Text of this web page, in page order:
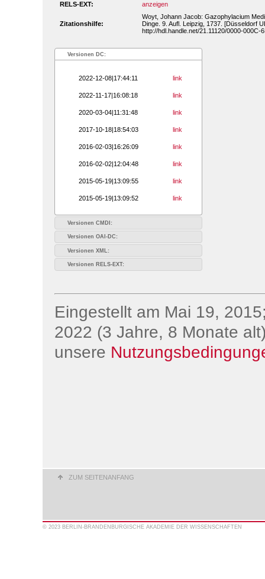
RELS-EXT:
anzeigen
Zitationshilfe:
Woyt, Johann Jacob: Gazophylacium
Dinge. 9. Aufl. Leipzig, 1737. [Düsseldorf
http://hdl.handle.net/21.11120/0000-000C-
Versionen DC:
2022-12-08|17:44:11 link
2022-11-17|16:08:18 link
2020-03-04|11:31:48 link
2017-10-18|18:54:03 link
2016-02-03|16:26:09 link
2016-02-02|12:04:48 link
2015-05-19|13:09:55 link
2015-05-19|13:09:52 link
Versionen CMDI:
Versionen OAI-DC:
Versionen XML:
Versionen RELS-EXT:
Eingestellt am Mai 19,
2022 (3 Jahre, 8 Monate
unsere
ZUM SEITENANFANG
© 2023 BERLIN-BRANDENBURGISCHE AKADEMIE DER WISSENSCHAFTEN